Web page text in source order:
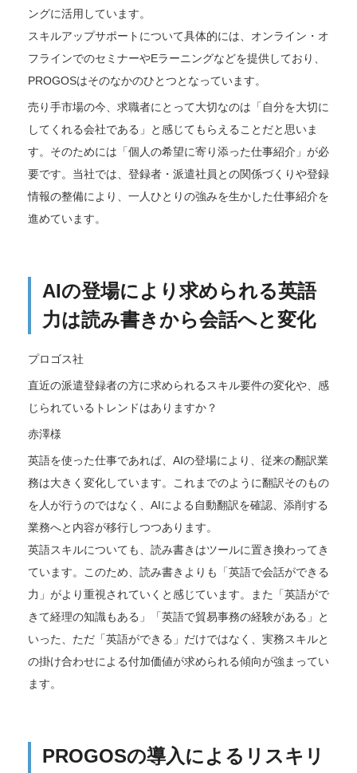
ングに活用しています。
スキルアップサポートについて具体的には、オンライン・オ
フラインでのセミナーやEラーニングなどを提供しており、
PROGOSはそのなかのひとつとなっています。
売り手市場の今、求職者にとって大切なのは「自分を大切に
してくれる会社である」と感じてもらえることだと思いま
す。そのためには「個人の希望に寄り添った仕事紹介」が必
要です。当社では、登録者・派遣社員との関係づくりや登録
情報の整備により、一人ひとりの強みを生かした仕事紹介を
進めています。
AIの登場により求められる英語
力は読み書きから会話へと変化
プロゴス社
直近の派遣登録者の方に求められるスキル要件の変化や、感
じられているトレンドはありますか？
赤澤様
英語を使った仕事であれば、AIの登場により、従来の翻訳業
務は大きく変化しています。これまでのように翻訳そのもの
を人が行うのではなく、AIによる自動翻訳を確認、添削する
業務へと内容が移行しつつあります。
英語スキルについても、読み書きはツールに置き換わってき
ています。このため、読み書きよりも「英語で会話ができる
力」がより重視されていくと感じています。また「英語がで
きて経理の知識もある」「英語で貿易事務の経験がある」と
いった、ただ「英語ができる」だけではなく、実務スキルと
の掛け合わせによる付加価値が求められる傾向が強まってい
ます。
PROGOSの導入によるリスキリ